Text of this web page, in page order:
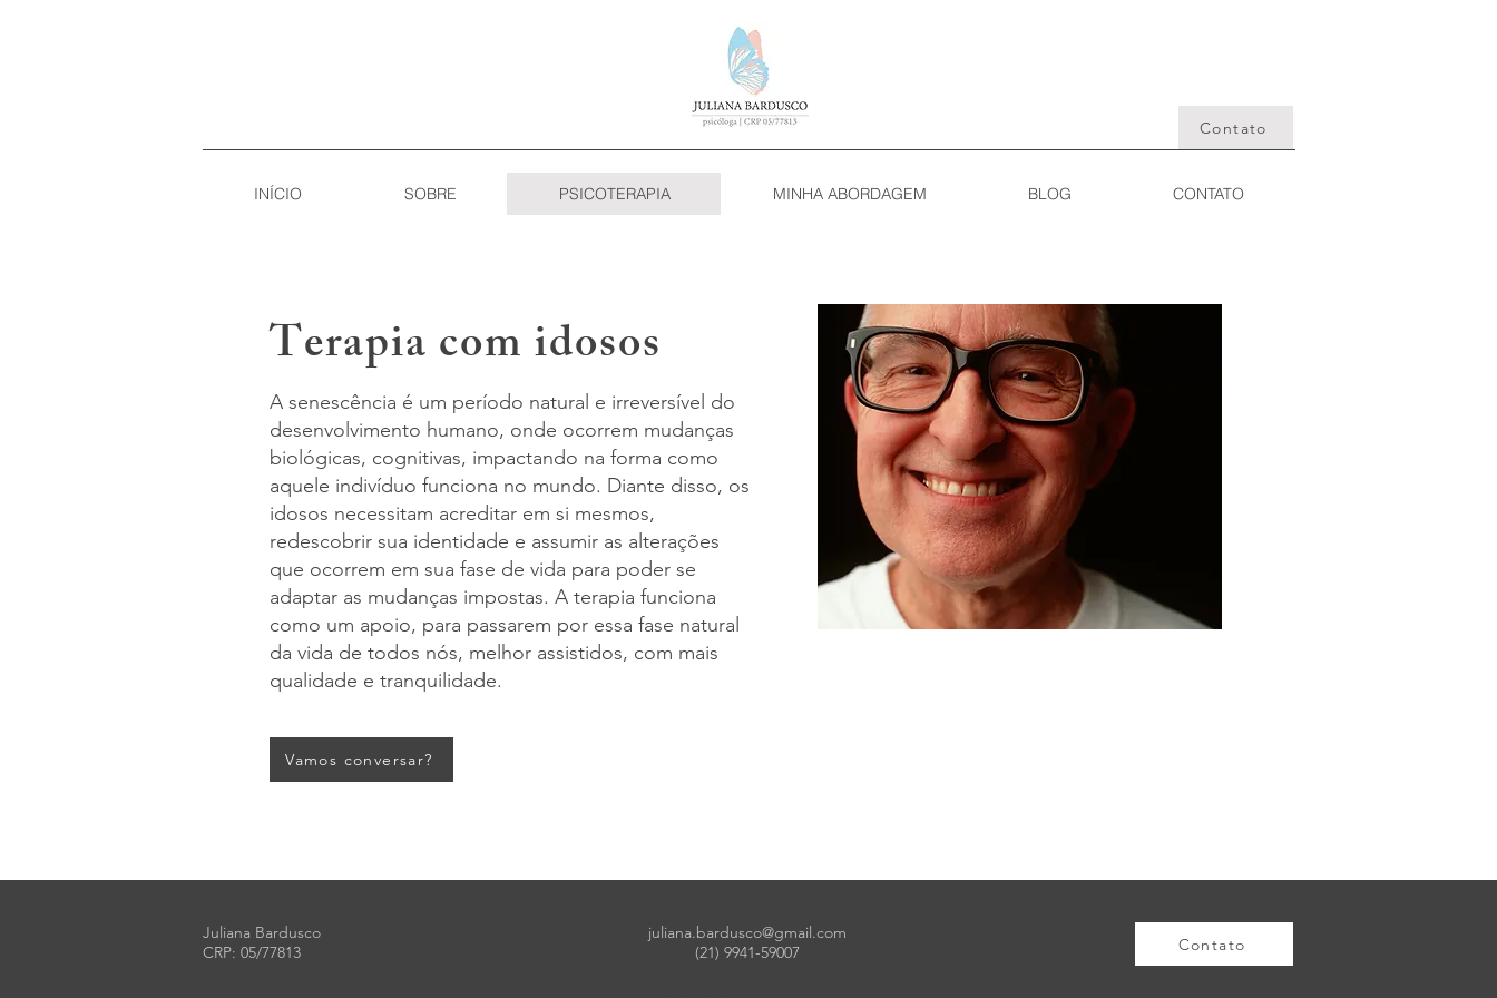
Contato
INÍCIO SOBRE PSICOTERAPIA MINHA ABORDAGEM BLOG CONTATO
Terapia com idosos
A senescência é um período natural e irreversível do
desenvolvimento humano, onde ocorrem mudanças
biológicas, cognitivas, impactando na forma como
aquele indivíduo funciona no mundo. Diante disso, os
idosos necessitam acreditar em si mesmos,
redescobrir sua identidade e assumir as alterações
que ocorrem em sua fase de vida para poder se
adaptar as mudanças impostas. A terapia funciona
como um apoio, para passarem por essa fase natural
da vida de todos nós, melhor assistidos, com mais
qualidade e tranquilidade.
Vamos conversar?
Juliana Bardusco
CRP: 05/77813
juliana.bardusco@gmail.com
(21) 9941-59007
Contato